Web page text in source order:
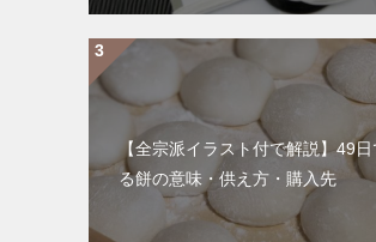
【全宗派イラスト付で解説】49日
る餅の意味・供え方・購入先